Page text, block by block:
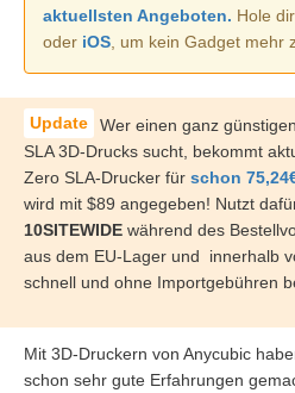
aktuellsten Angeboten. Hole
oder iOS , um kein Gadget mehr
Wer einen ganz
SLA 3D-Drucks sucht, bekommt
Zero SLA-Drucker für schon
wird mit $89 angegeben! Nutzt
10SITEWIDE während des
aus dem EU-Lager und innerhalb
schnell und ohne Importgebühren
Mit 3D-Druckern von Anycubic
schon sehr gute Erfahrungen